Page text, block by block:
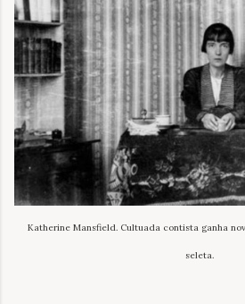
Katherine Mansfield. Cultuada contista ganha
seleta.